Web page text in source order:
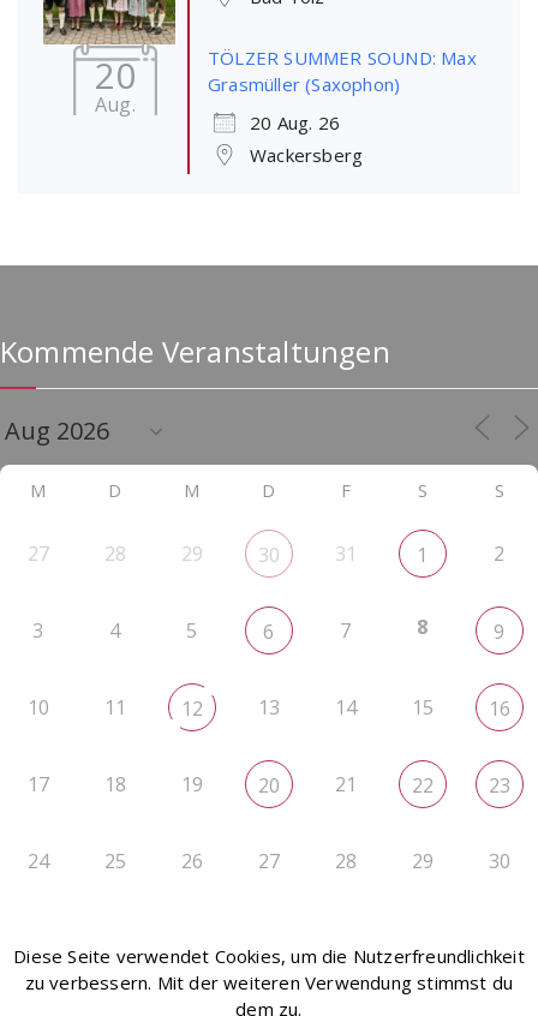
20
Aug.
TÖLZER SUMMER SOUND: Max
Grasmüller (Saxophon)
20 Aug. 26
Wackersberg
Kommende Veranstaltungen
M D M D F S S
27 28 29 30 31 1 2
3 4 5 6 7 8 9
10 11 12 13 14 15 16
17 18 19 20 21 22 23
24 25 26 27 28 29 30
Diese Seite verwendet Cookies, um die Nutzerfreundlichkeit
zu verbessern. Mit der weiteren Verwendung stimmst du
dem zu.